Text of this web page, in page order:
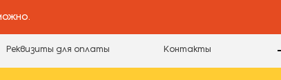
Реквизиты для оплаты Контакты